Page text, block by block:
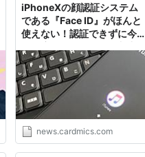
iPhoneXの顔認証システム
である『Face ID』がほんと
使えない！認証できずに今ま
せられたかわかりません。 -
クレジットカードの読みもの
news.cardmics.com